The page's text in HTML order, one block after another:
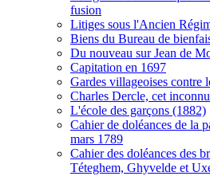
fusion
Litiges sous l'Ancien
Biens du Bureau de
Du nouveau sur Jean de
Capitation en 1697
Gardes villageoises contre
Charles Dercle, cet inconnu
L'école des garçons (1882)
Cahier de doléances de la
mars 1789
Cahier des doléances des
Téteghem, Ghyvelde et